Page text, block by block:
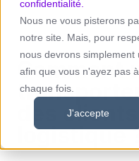
confidentialité.
Nous ne vous pisterons
notre site. Mais, pour
nous devrons simplement
afin que vous n'ayez pas
chaque fois.
J'accepte
Comment
des
logistique